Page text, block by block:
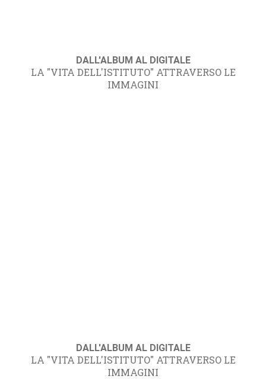
DALL'ALBUM AL DIGITALE
LA "VITA DELL'ISTITUTO" ATTRAVERSO LE
IMMAGINI
DALL'ALBUM AL DIGITALE
LA "VITA DELL'ISTITUTO" ATTRAVERSO LE
IMMAGINI